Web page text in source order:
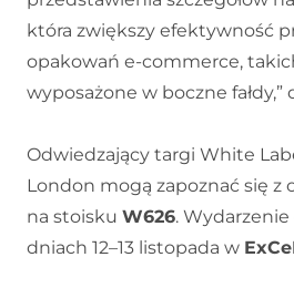
która zwiększy efektywność
opakowań e-commerce,
wyposażone w boczne fałdy,”
Odwiedzający targi White
London mogą zapoznać się z
na stoisku W626.
dniach 12–13 listopada w